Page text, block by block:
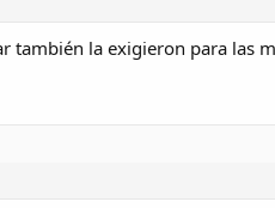
renault o un skoda...
... Pero es
también la exigieron para las